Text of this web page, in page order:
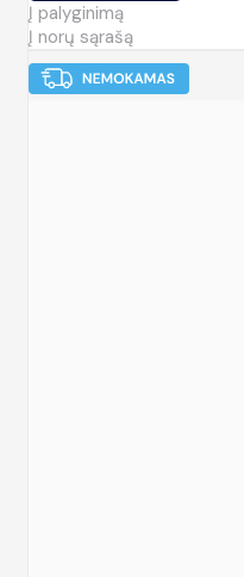
Į palyginimą
Į norų sąrašą